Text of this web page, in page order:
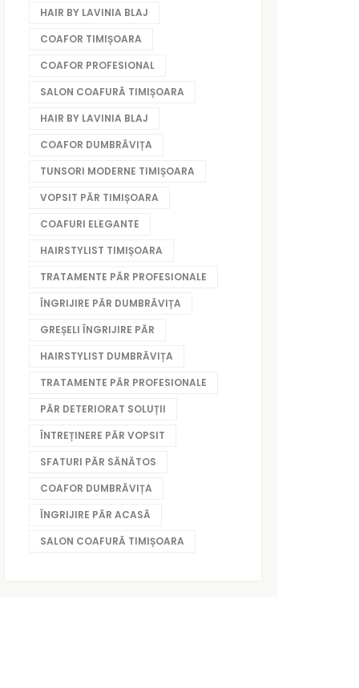
HAIR BY LAVINIA BLAJ
COAFOR TIMIȘOARA
COAFOR PROFESIONAL
SALON COAFURĂ TIMIȘOARA
HAIR BY LAVINIA BLAJ
COAFOR DUMBRĂVIȚA
TUNSORI MODERNE TIMIȘOARA
VOPSIT PĂR TIMIȘOARA
COAFURI ELEGANTE
HAIRSTYLIST TIMIȘOARA
TRATAMENTE PĂR PROFESIONALE
ÎNGRIJIRE PĂR DUMBRĂVIȚA
GREȘELI ÎNGRIJIRE PĂR
HAIRSTYLIST DUMBRĂVIȚA
TRATAMENTE PĂR PROFESIONALE
PĂR DETERIORAT SOLUȚII
ÎNTREȚINERE PĂR VOPSIT
SFATURI PĂR SĂNĂTOS
COAFOR DUMBRĂVIȚA
ÎNGRIJIRE PĂR ACASĂ
SALON COAFURĂ TIMIȘOARA